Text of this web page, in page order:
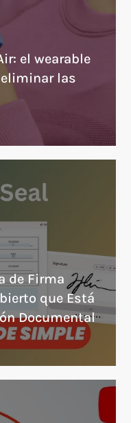
el wearable
las
de Firma
que Está
Documental